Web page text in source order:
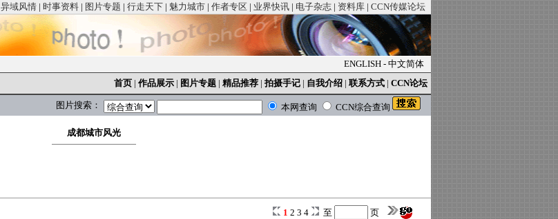
异域风情 | 时事资料 | 图片专题 | 行走天下 | 魅力城市 | 作者专区 | 业界快讯 | 电子杂志 | 资料库 | CCN传媒论坛
ENGLISH - 中文简体
首页 | 作品展示 | 图片专题 | 精品推荐 | 拍摄手记 | 自我介绍 | 联系方式 | CCN论坛
图片搜索： 本网查询 CCN综合查询
成都城市风光
1 2 3 4 至 页